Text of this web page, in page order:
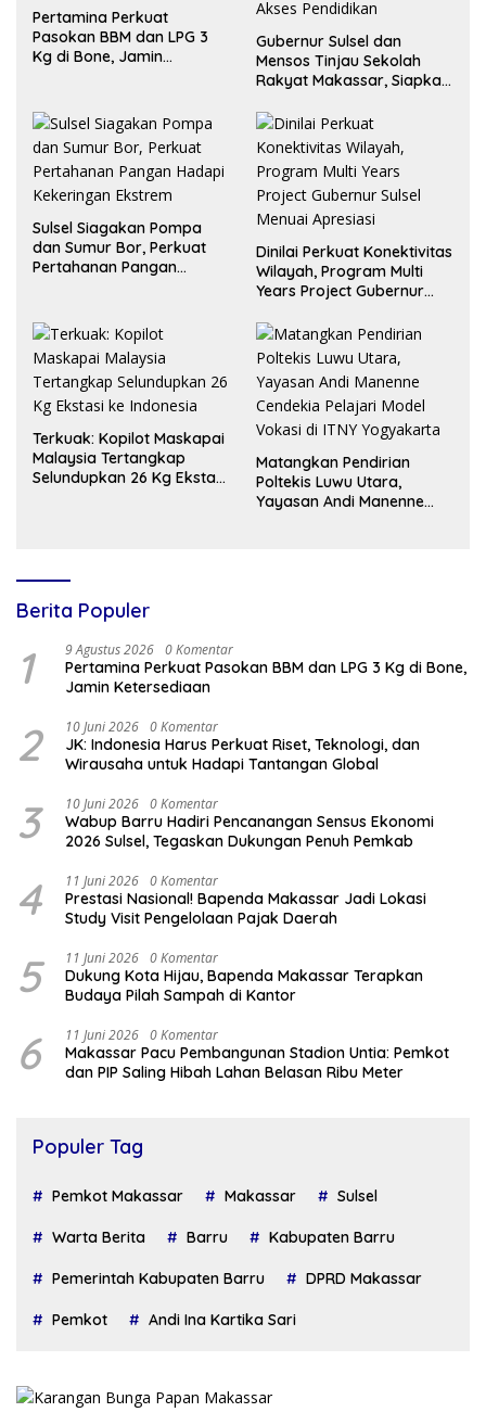
Pertamina Perkuat
Pasokan BBM dan LPG 3
Kg di Bone, Jamin
Gubernur Sulsel dan
Mensos Tinjau Sekolah
Rakyat Makassar, Siapkan
Akses Pendidikan
Sulsel Siagakan Pompa
dan Sumur Bor, Perkuat
Pertahanan Pangan
Dinilai Perkuat Konektivitas
Wilayah, Program Multi
Years Project Gubernur
Terkuak: Kopilot Maskapai
Malaysia Tertangkap
Selundupkan 26 Kg Ekstasi
Matangkan Pendirian
Poltekis Luwu Utara,
Yayasan Andi Manenne
Berita Populer
1 9 Agustus 2026 0 Komentar
Pertamina Perkuat Pasokan BBM dan LPG 3 Kg di Bone,
Jamin Ketersediaan
2 10 Juni 2026 0 Komentar
JK: Indonesia Harus Perkuat Riset, Teknologi, dan
Wirausaha untuk Hadapi Tantangan Global
3 10 Juni 2026 0 Komentar
Wabup Barru Hadiri Pencanangan Sensus Ekonomi
2026 Sulsel, Tegaskan Dukungan Penuh Pemkab
4 11 Juni 2026 0 Komentar
Prestasi Nasional! Bapenda Makassar Jadi Lokasi
Study Visit Pengelolaan Pajak Daerah
5 11 Juni 2026 0 Komentar
Dukung Kota Hijau, Bapenda Makassar Terapkan
Budaya Pilah Sampah di Kantor
6 11 Juni 2026 0 Komentar
Makassar Pacu Pembangunan Stadion Untia: Pemkot
dan PIP Saling Hibah Lahan Belasan Ribu Meter
Populer Tag
Pemkot Makassar Makassar Sulsel
Warta Berita Barru Kabupaten Barru
Pemerintah Kabupaten Barru DPRD Makassar
Pemkot Andi Ina Kartika Sari